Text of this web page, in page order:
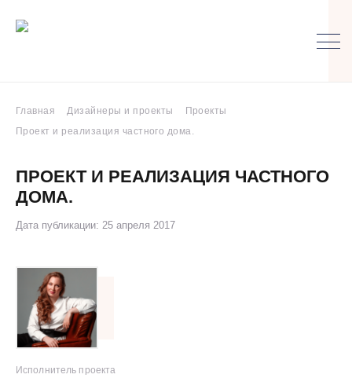
Главная Дизайнеры и проекты
Проекты
Проект и реализация частного дома.
ПРОЕКТ И РЕАЛИЗАЦИЯ ЧАСТНОГО
ДОМА.
Дата публикации: 25 апреля 2017
Исполнитель проекта